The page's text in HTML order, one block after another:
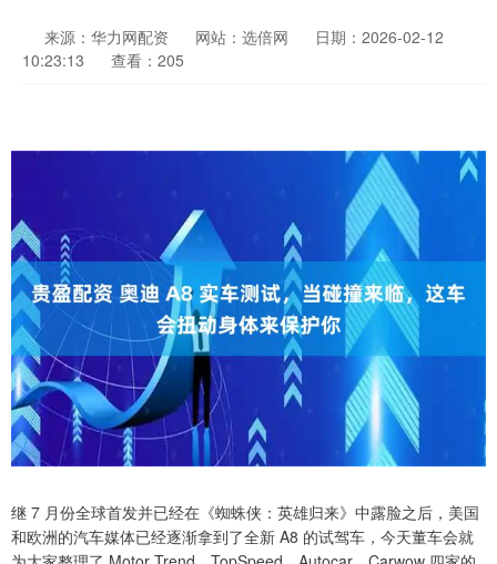
来源：华力网配资 网站：选倍网
日期：2026-02-12
10:23:13
查看：205
继 7 月份全球首发并已经在《蜘蛛侠：英雄归来》中露脸之后，美国
和欧洲的汽车媒体已经逐渐拿到了全新 A8 的试驾车，今天董车会就